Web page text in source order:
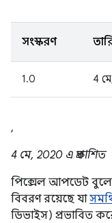
সংস্করণ
1.0 4
,
4 মে, 2020 এ প্রকাশিত
পিক্সেল আপডেট
বিবরণ রয়েছে যা
ডিভাইস) প্রভাবিত